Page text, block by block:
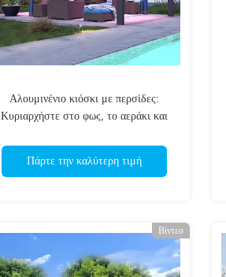
Αλουμινένιο κιόσκι με περσίδες:
Κυριαρχήστε στο φως, το αεράκι και
Πάρτε την καλύτερη τιμή
Βίντεο